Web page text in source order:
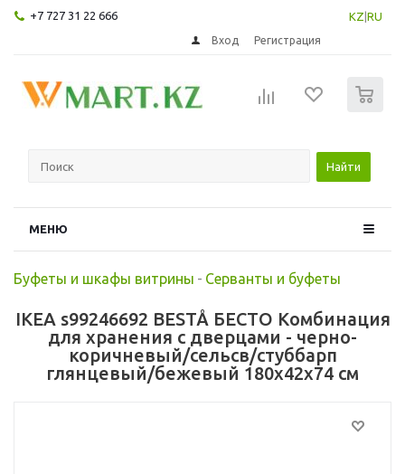
+7 727 31 22 666 KZ RU
Вход Регистрация
Найти
МЕНЮ
Буфеты и шкафы витрины - Серванты и буфеты
IKEA s99246692 BESTÅ БЕСТО Комбинация
для хранения с дверцами - черно-
коричневый/сельсв/стуббарп
глянцевый/бежевый 180x42x74 см